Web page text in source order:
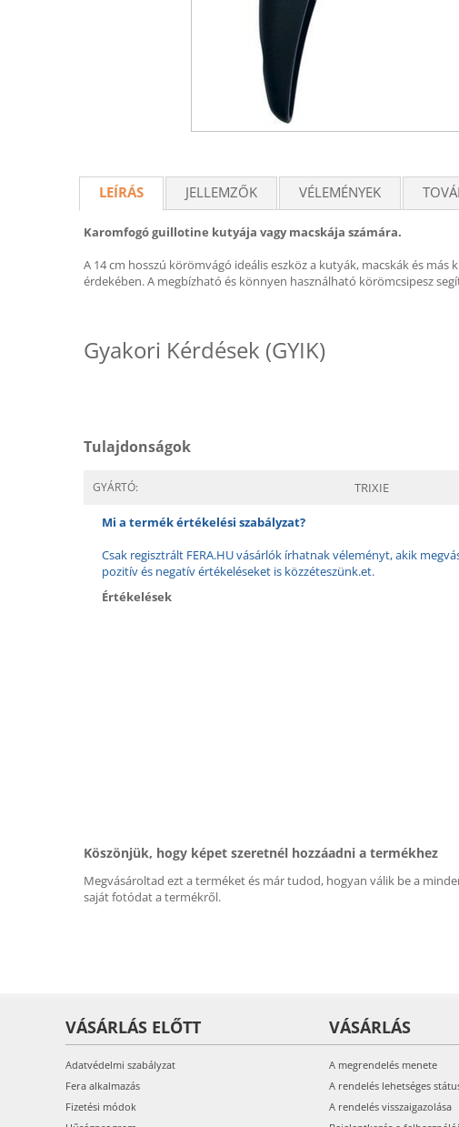
LEÍRÁS JELLEMZŐK VÉLEMÉNYEK
Karomfogó guillotine kutyája vagy macskája számára.
A 14 cm hosszú körömvágó ideális eszköz a kutyák, macskák és
érdekében. A megbízható és könnyen használható körömcsipesz
Gyakori Kérdések (GYIK)
Tulajdonságok
GYÁRTÓ: TRIXIE
Mi a termék értékelési szabályzat?
Csak regisztrált FERA.HU vásárlók írhatnak véleményt, akik
pozitív és negatív értékeléseket is közzéteszünk.et.
Értékelések
Köszönjük, hogy képet szeretnél hozzáadni a termékhez
Megvásároltad ezt a terméket és már tudod, hogyan válik be a
saját fotódat a termékről.
VÁSÁRLÁS ELŐTT
Adatvédelmi szabályzat
Fera alkalmazás
Fizetési módok
VÁSÁRLÁS
A megrendelés menete
A rendelés lehetséges
A rendelés visszaigazolása